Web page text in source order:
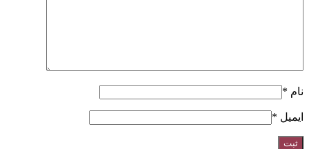
نام *
ایمیل *